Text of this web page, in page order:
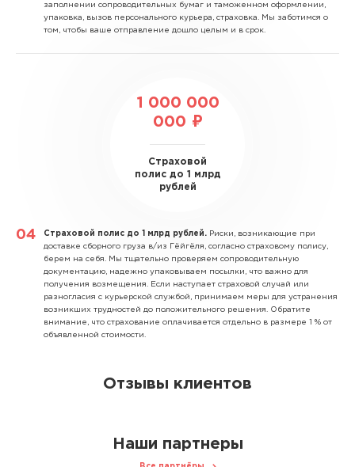
заполнении сопроводительных бумаг и таможенном оформлении,
упаковка, вызов персонального курьера, страховка. Мы заботимся о
том, чтобы ваше отправление дошло целым и в срок.
1 000 000
000 ₽
Страховой
полис до 1 млрд
рублей
Страховой полис до 1 млрд рублей. Риски, возникающие при
доставке сборного груза в/из Гёйгёля, согласно страховому полису,
берем на себя. Мы тщательно проверяем сопроводительную
документацию, надежно упаковываем посылки, что важно для
получения возмещения. Если наступает страховой случай или
разногласия с курьерской службой, принимаем меры для устранения
возникших трудностей до положительного решения. Обратите
внимание, что страхование оплачивается отдельно в размере 1 % от
объявленной стоимости.
Отзывы клиентов
Наши партнеры